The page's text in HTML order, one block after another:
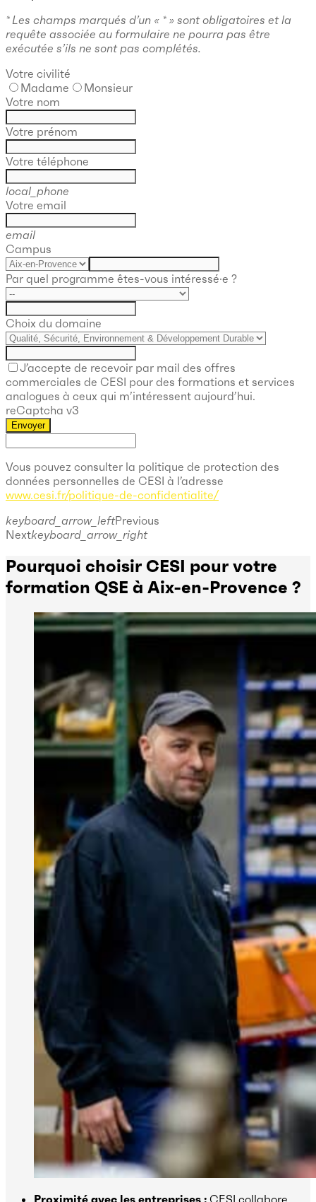
* Les champs marqués d’un « * » sont obligatoires et la
requête associée au formulaire ne pourra pas être
exécutée s’ils ne sont pas complétés.
Votre civilité
Madame
Monsieur
Votre nom
Votre prénom
Votre téléphone
local_phone
Votre email
email
Campus
Par quel programme êtes-vous intéressé·e ?
Choix du domaine
J’accepte de recevoir par mail des offres
commerciales de CESI pour des formations et services
analogues à ceux qui m’intéressent aujourd’hui.
reCaptcha v3
Envoyer
Vous pouvez consulter la politique de protection des
données personnelles de CESI à l’adresse
www.cesi.fr/politique-de-confidentialite/
keyboard_arrow_leftPrevious
Nextkeyboard_arrow_right
Pourquoi choisir CESI pour votre
formation QSE à Aix-en-Provence ?
Proximité avec les entreprises : CESI collabore